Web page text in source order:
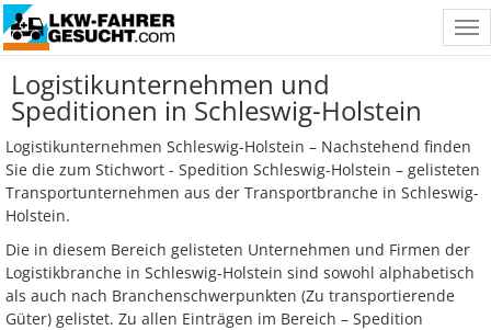
Logistikunternehmen und
Speditionen in Schleswig-Holstein
Logistikunternehmen Schleswig-Holstein – Nachstehend finden
Sie die zum Stichwort - Spedition Schleswig-Holstein – gelisteten
Transportunternehmen aus der Transportbranche in Schleswig-
Holstein.
Die in diesem Bereich gelisteten Unternehmen und Firmen der
Logistikbranche in Schleswig-Holstein sind sowohl alphabetisch
als auch nach Branchenschwerpunkten (Zu transportierende
Güter) gelistet. Zu allen Einträgen im Bereich – Spedition